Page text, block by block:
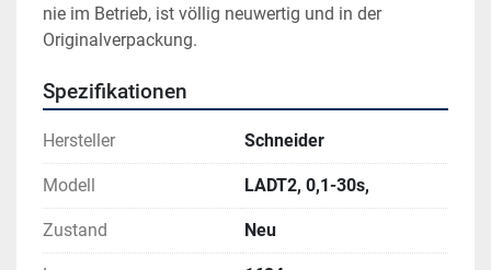
nie im Betrieb, ist völlig neuwertig und in der
Originalverpackung.
Spezifikationen
Hersteller Schneider
Modell LADT2, 0,1-30s,
Zustand Neu